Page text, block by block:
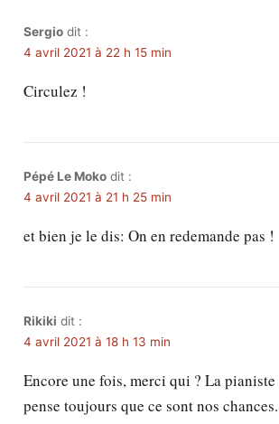
Sergio dit :
4 avril 2021 à 22 h 15 min
Circulez !
Pépé Le Moko dit :
4 avril 2021 à 21 h 25 min
et bien je le dis: On en redemande pas !
Rikiki dit :
4 avril 2021 à 18 h 13 min
Encore une fois, merci qui ? La
pense toujours que ce sont nos chances.